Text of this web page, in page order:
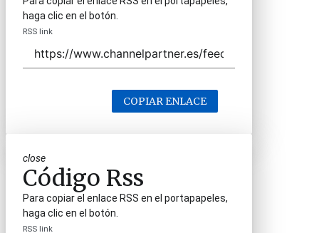
haga clic en el botón.
RSS link
COPIAR ENLACE
close
Código Rss
Para copiar el enlace RSS en el portapapeles,
haga clic en el botón.
RSS link